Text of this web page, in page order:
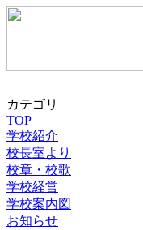
カテゴリ
TOP
学校紹介
校長室より
校章・校歌
学校経営
学校案内図
お知らせ